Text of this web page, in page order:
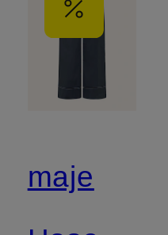
maje